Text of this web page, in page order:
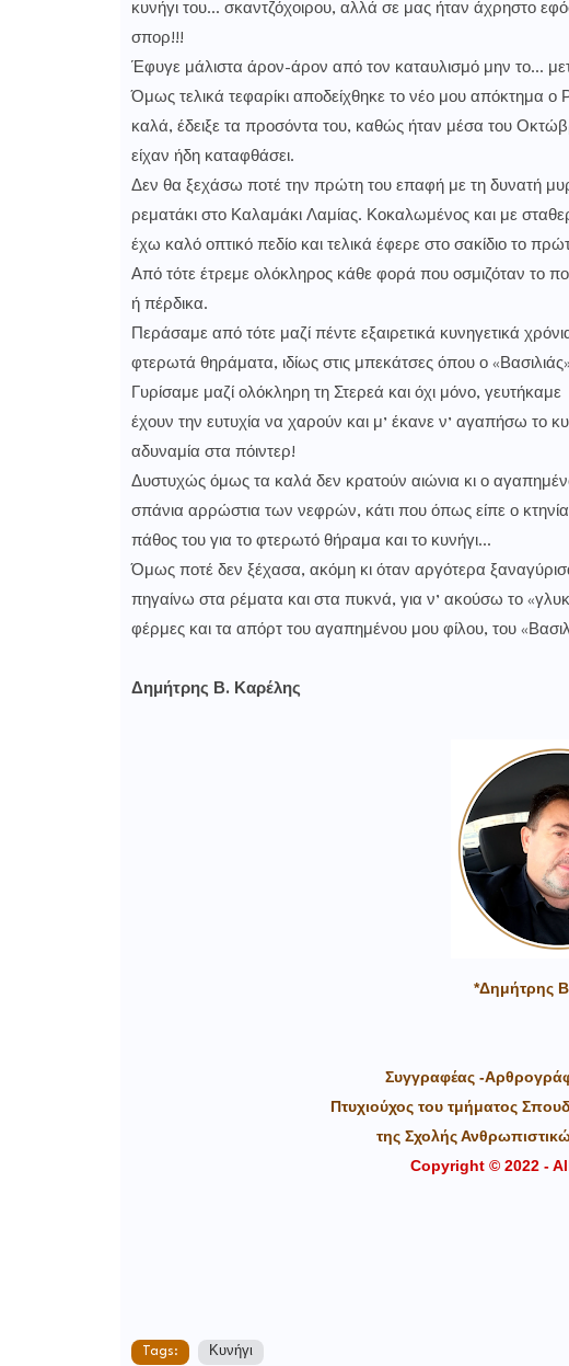
κυνήγι του… σκαντζόχοιρου, αλλά σε μας ήταν άχρηστο
σπορ!!!
Έφυγε μάλιστα άρον-άρον από τον καταυλισμό μην το…
Όμως τελικά τεφαρίκι αποδείχθηκε το νέο μου απόκτημα ο
καλά, έδειξε τα προσόντα του, καθώς ήταν μέσα του
είχαν ήδη καταφθάσει.
Δεν θα ξεχάσω ποτέ την πρώτη του επαφή με τη δυνατή
ρεματάκι στο Καλαμάκι Λαμίας. Κοκαλωμένος και με
έχω καλό οπτικό πεδίο και τελικά έφερε στο σακίδιο το
Από τότε έτρεμε ολόκληρος κάθε φορά που οσμιζόταν το
ή πέρδικα.
Περάσαμε από τότε μαζί πέντε εξαιρετικά κυνηγετικά
φτερωτά θηράματα, ιδίως στις μπεκάτσες όπου ο «Βασιλιάς»
Γυρίσαμε μαζί ολόκληρη τη Στερεά και όχι μόνο,
έχουν την ευτυχία να χαρούν και μ’ έκανε ν’ αγαπήσω το
αδυναμία στα πόιντερ!
Δυστυχώς όμως τα καλά δεν κρατούν αιώνια κι ο
σπάνια αρρώστια των νεφρών, κάτι που όπως είπε ο
πάθος του για το φτερωτό θήραμα και το κυνήγι…
Όμως ποτέ δεν ξέχασα, ακόμη κι όταν αργότερα
πηγαίνω στα ρέματα και στα πυκνά, για ν’ ακούσω το
φέρμες και τα απόρτ του αγαπημένου μου φίλου, του
Δημήτρης Β. Καρέλης
*Δημήτρης
Συγγραφέας -
Πτυχιούχος του τμήματος
της Σχολής
Copyright © 2022 -
Tags: Κυνήγι